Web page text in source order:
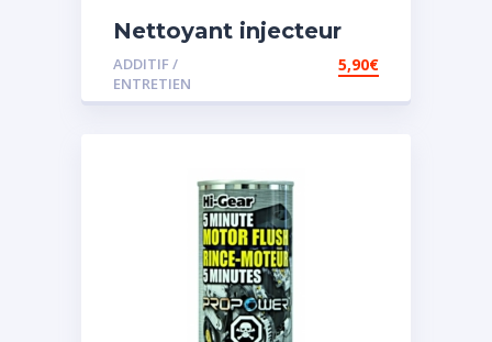
Nettoyant injecteur
diesel
ADDITIF /
ENTRETIEN
5,90€